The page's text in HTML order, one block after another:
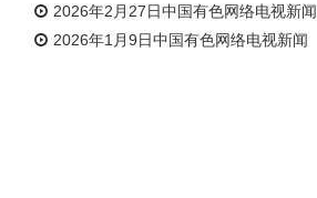
2026年2月27日中国有色网络电视新闻
2026年1月9日中国有色网络电视新闻